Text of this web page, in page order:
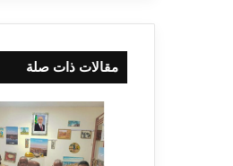
مقالات ذات صلة